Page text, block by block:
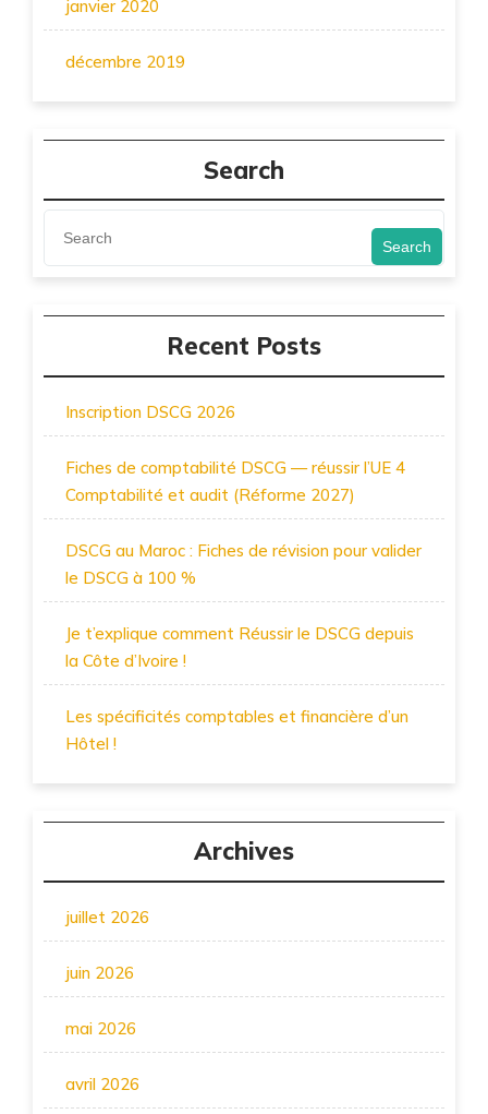
janvier 2020
décembre 2019
Search
Search
Recent Posts
Inscription DSCG 2026
Fiches de comptabilité DSCG — réussir l’UE 4
Comptabilité et audit (Réforme 2027)
DSCG au Maroc : Fiches de révision pour valider
le DSCG à 100 %
Je t’explique comment Réussir le DSCG depuis
la Côte d’Ivoire !
Les spécificités comptables et financière d’un
Hôtel !
Archives
juillet 2026
juin 2026
mai 2026
avril 2026